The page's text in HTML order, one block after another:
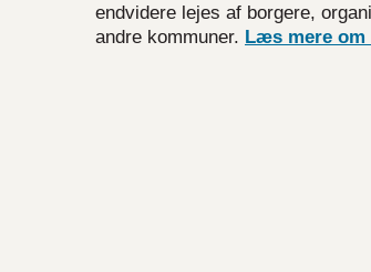
endvidere lejes af borgere,
andre kommuner. Læs mere om